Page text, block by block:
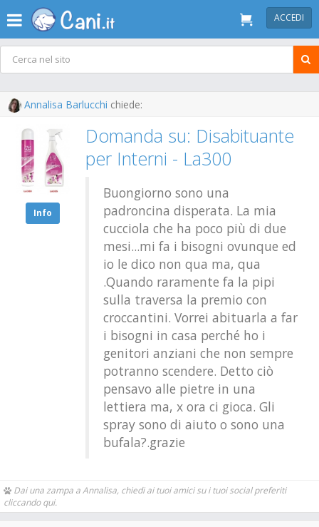
ACCEDI
Annalisa Barlucchi chiede:
Info
Domanda su: Disabituante
per Interni - La300
Buongiorno sono una
padroncina disperata. La mia
cucciola che ha poco più di due
mesi...mi fa i bisogni ovunque ed
io le dico non qua ma, qua
.Quando raramente fa la pipi
sulla traversa la premio con
croccantini. Vorrei abituarla a far
i bisogni in casa perché ho i
genitori anziani che non sempre
potranno scendere. Detto ciò
pensavo alle pietre in una
lettiera ma, x ora ci gioca. Gli
spray sono di aiuto o sono una
bufala?.grazie
Dai una zampa a Annalisa, chiedi ai tuoi amici su i tuoi social preferiti
cliccando qui.